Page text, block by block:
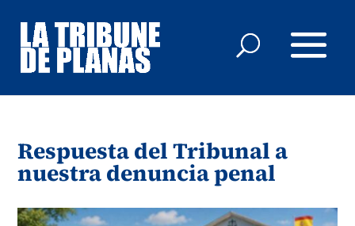
Respuesta del Tribunal a
nuestra denuncia penal